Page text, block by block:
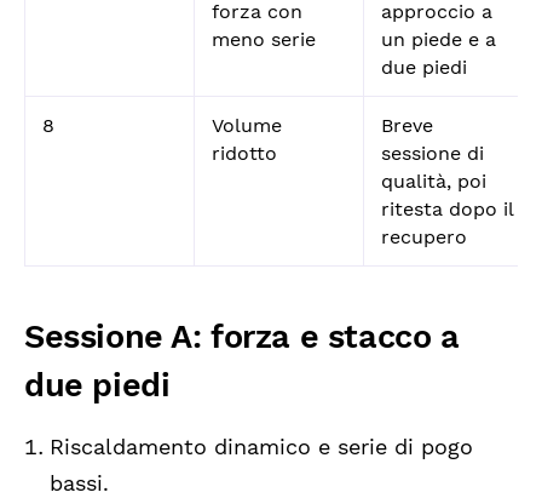
forza con
meno serie
approccio a
un piede e a
due piedi
8
Volume
ridotto
Breve
sessione di
qualità, poi
ritesta dopo il
recupero
Sessione A: forza e stacco a
due piedi
Riscaldamento dinamico e serie di pogo
bassi.